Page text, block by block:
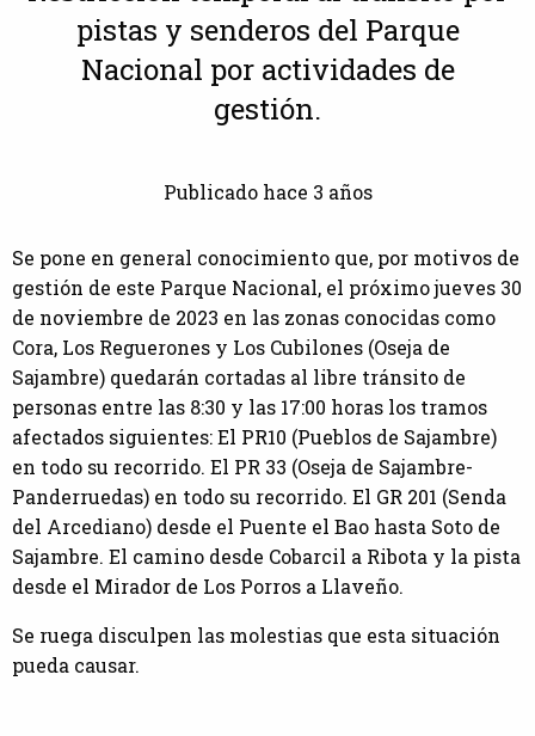
pistas y senderos del Parque
Nacional por actividades de
gestión.
Publicado hace 3 años
Se pone en general conocimiento que, por motivos de
gestión de este Parque Nacional, el próximo jueves 30
de noviembre de 2023 en las zonas conocidas como
Cora, Los Reguerones y Los Cubilones (Oseja de
Sajambre) quedarán cortadas al libre tránsito de
personas entre las 8:30 y las 17:00 horas los tramos
afectados siguientes: El PR10 (Pueblos de Sajambre)
en todo su recorrido. El PR 33 (Oseja de Sajambre-
Panderruedas) en todo su recorrido. El GR 201 (Senda
del Arcediano) desde el Puente el Bao hasta Soto de
Sajambre. El camino desde Cobarcil a Ribota y la pista
desde el Mirador de Los Porros a Llaveño.
Se ruega disculpen las molestias que esta situación
pueda causar.